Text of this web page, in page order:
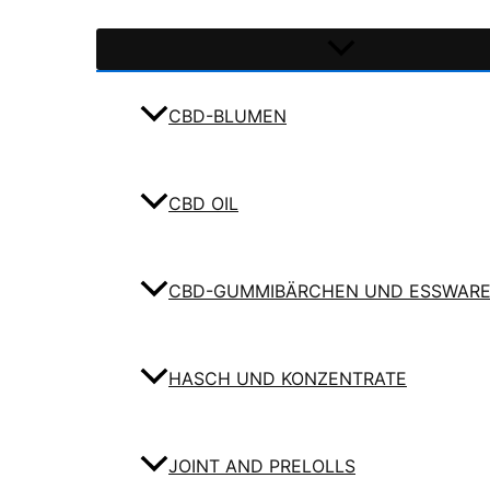
CBD-BLUMEN
CBD OIL
CBD-GUMMIBÄRCHEN UND
HASCH UND KONZENTRATE
JOINT AND PRELOLLS